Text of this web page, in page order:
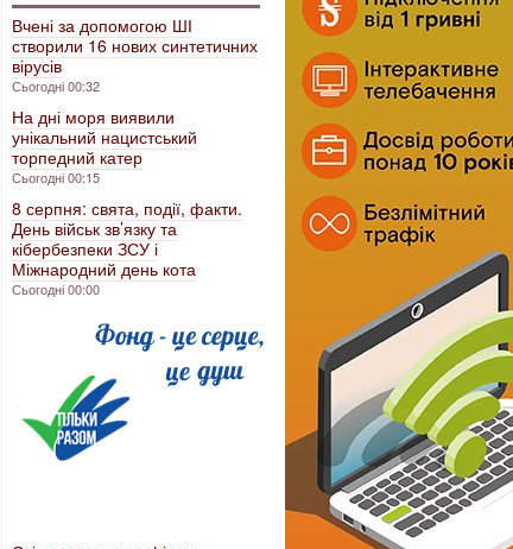
Вчені за допомогою ШІ
створили 16 нових синтетичних
вірусів
Сьогодні 00:32
На дні моря виявили
унікальний нацистський
торпедний катер
Сьогодні 00:15
8 серпня: свята, події, факти.
День військ зв’язку та
кібербезпеки ЗСУ і
Міжнародний день кота
Сьогодні 00:00